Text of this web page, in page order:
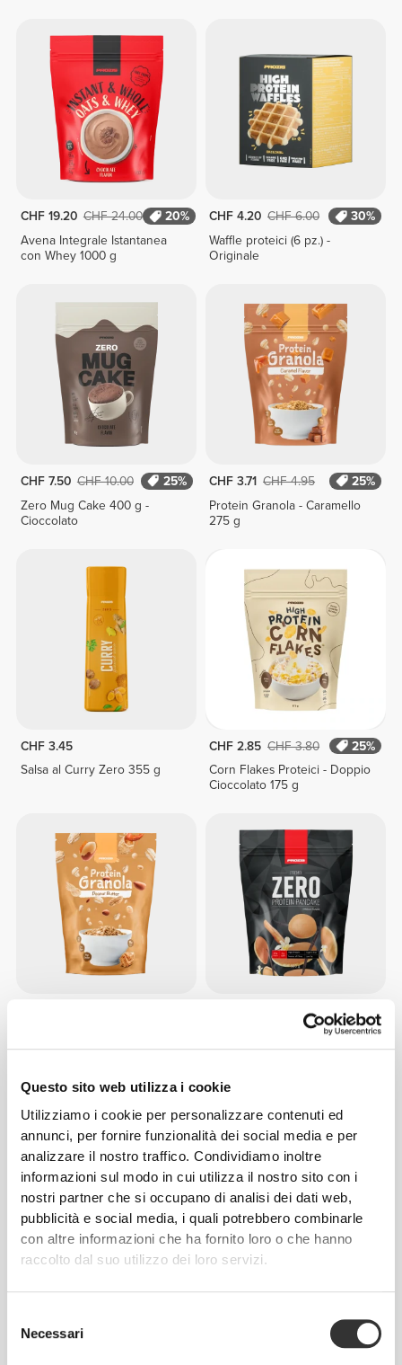
Questo sito web utilizza i cookie
Utilizziamo i cookie per personalizzare contenuti ed
annunci, per fornire funzionalità dei social media e per
analizzare il nostro traffico. Condividiamo inoltre
informazioni sul modo in cui utilizza il nostro sito con i
nostri partner che si occupano di analisi dei dati web,
pubblicità e social media, i quali potrebbero combinarle
con altre informazioni che ha fornito loro o che hanno
raccolto dal suo utilizzo dei loro servizi.
delNecessari
CHF 19.20 CHF 24.00
20%
Avena Integrale Istantanea
con Whey 1000 g
CHF 4.20 CHF 6.00
30%
Waffle proteici (6 pz.) -
Originale
CHF 7.50 CHF 10.00
25%
Zero Mug Cake 400 g -
Cioccolato
CHF 3.71 CHF 4.95
25%
Protein Granola - Caramello
275 g
CHF 3.45
Salsa al Curry Zero 355 g
CHF 2.85 CHF 3.80
25%
Corn Flakes Proteici - Doppio
Cioccolato 175 g
d'arachidi 275 g
CHF 17.70
20%
Zero Protein Pancake 900 g